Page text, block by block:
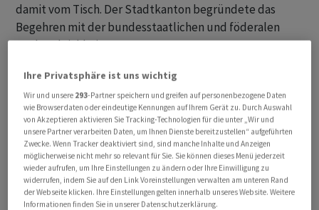
damit vom Tisch. Der Stadtkanton begründete das
Begehren mit der bundesstaatlichen und föderalen
Rechtsgleichheit.
Für Basel-Stadt - Geberkanton, urbanes Zentrum,
Wirtschaftsstandort - sei die einschneidende
Einschränkung zunehmend weniger hinnehmbar. Der
Bundesstaat beruhe auf einem föderalen Gleichgewicht
zwischen grösseren und kleineren sowie städtischen
und ländlichen Kantonen, hielt die Mehrheit im Rat
dagegen.
Ihre Privatsphäre ist uns wichtig
Wir und unsere 293-Partner speichern und greifen auf personenbezogene Daten
wie Browserdaten oder eindeutige Kennungen auf Ihrem Gerät zu. Durch Auswahl
von Akzeptieren aktivieren Sie Tracking-Technologien für die unter „Wir und
unsere Partner verarbeiten Daten, um Ihnen Dienste bereitzustellen“ aufgeführten
Zwecke. Wenn Tracker deaktiviert sind, sind manche Inhalte und Anzeigen
möglicherweise nicht mehr so relevant für Sie. Sie können dieses Menü jederzeit
wieder aufrufen, um Ihre Einstellungen zu ändern oder Ihre Einwilligung zu
widerrufen, indem Sie auf den Link Voreinstellungen verwalten am unteren Rand
der Webseite klicken. Ihre Einstellungen gelten innerhalb unseres Website. Weitere
Informationen finden Sie in unserer Datenschutzerklärung.